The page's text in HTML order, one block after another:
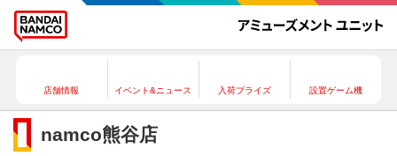
店舗情報 イベント&ニュース 入荷プライズ 設置ゲーム機
namco熊谷店